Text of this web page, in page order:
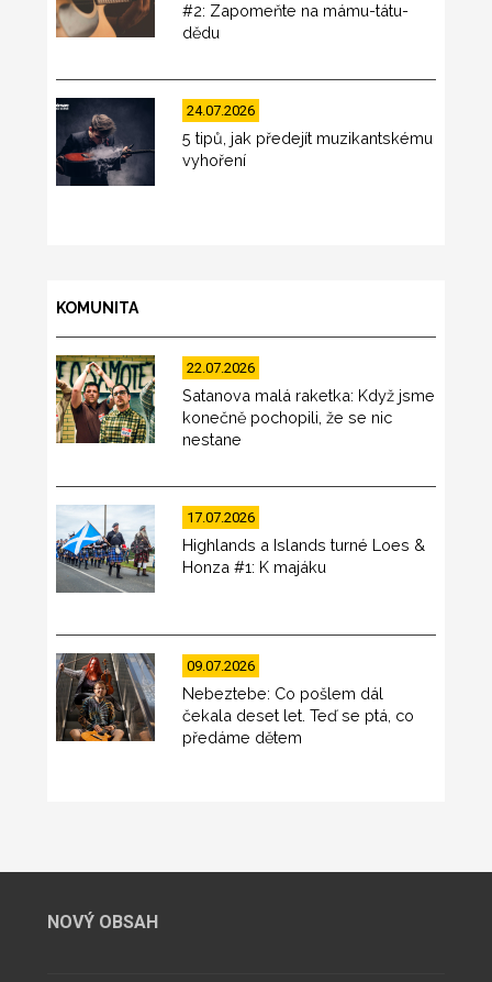
#2: Zapomeňte na mámu-tátu-
dědu
24.07.2026
5 tipů, jak předejít muzikantskému
vyhoření
KOMUNITA
22.07.2026
Satanova malá raketka: Když jsme
konečně pochopili, že se nic
nestane
17.07.2026
Highlands a Islands turné Loes &
Honza #1: K majáku
09.07.2026
Nebeztebe: Co pošlem dál
čekala deset let. Teď se ptá, co
předáme dětem
NOVÝ OBSAH